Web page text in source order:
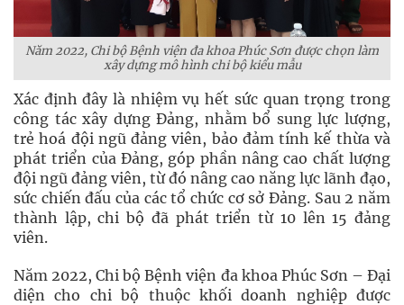
Năm 2022, Chi bộ Bệnh viện đa khoa Phúc Sơn được chọn làm
xây dựng mô hình chi bộ kiểu mẫu
Xác định đây là nhiệm vụ hết sức quan trọng trong
công tác xây dựng Đảng, nhằm bổ sung lực lượng,
trẻ hoá đội ngũ đảng viên, bảo đảm tính kế thừa và
phát triển của Đảng, góp phần nâng cao chất lượng
đội ngũ đảng viên, từ đó nâng cao năng lực lãnh đạo,
sức chiến đấu của các tổ chức cơ sở Đảng. Sau 2 năm
thành lập, chi bộ đã phát triển từ 10 lên 15 đảng
viên.
Năm 2022, Chi bộ Bệnh viện đa khoa Phúc Sơn – Đại
diện cho chi bộ thuộc khối doanh nghiệp được